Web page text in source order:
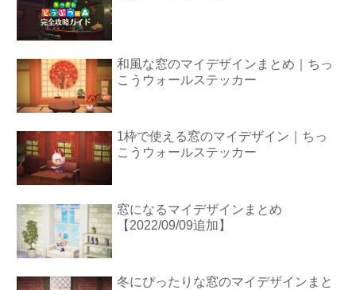
和風な窓のマイデザインまとめ｜ちっ
こうウォールステッカー
1枠で使える窓のマイデザイン｜ちっ
こうウォールステッカー
窓になるマイデザインまとめ
【2022/09/09追加】
冬にぴったりな窓のマイデザインまと